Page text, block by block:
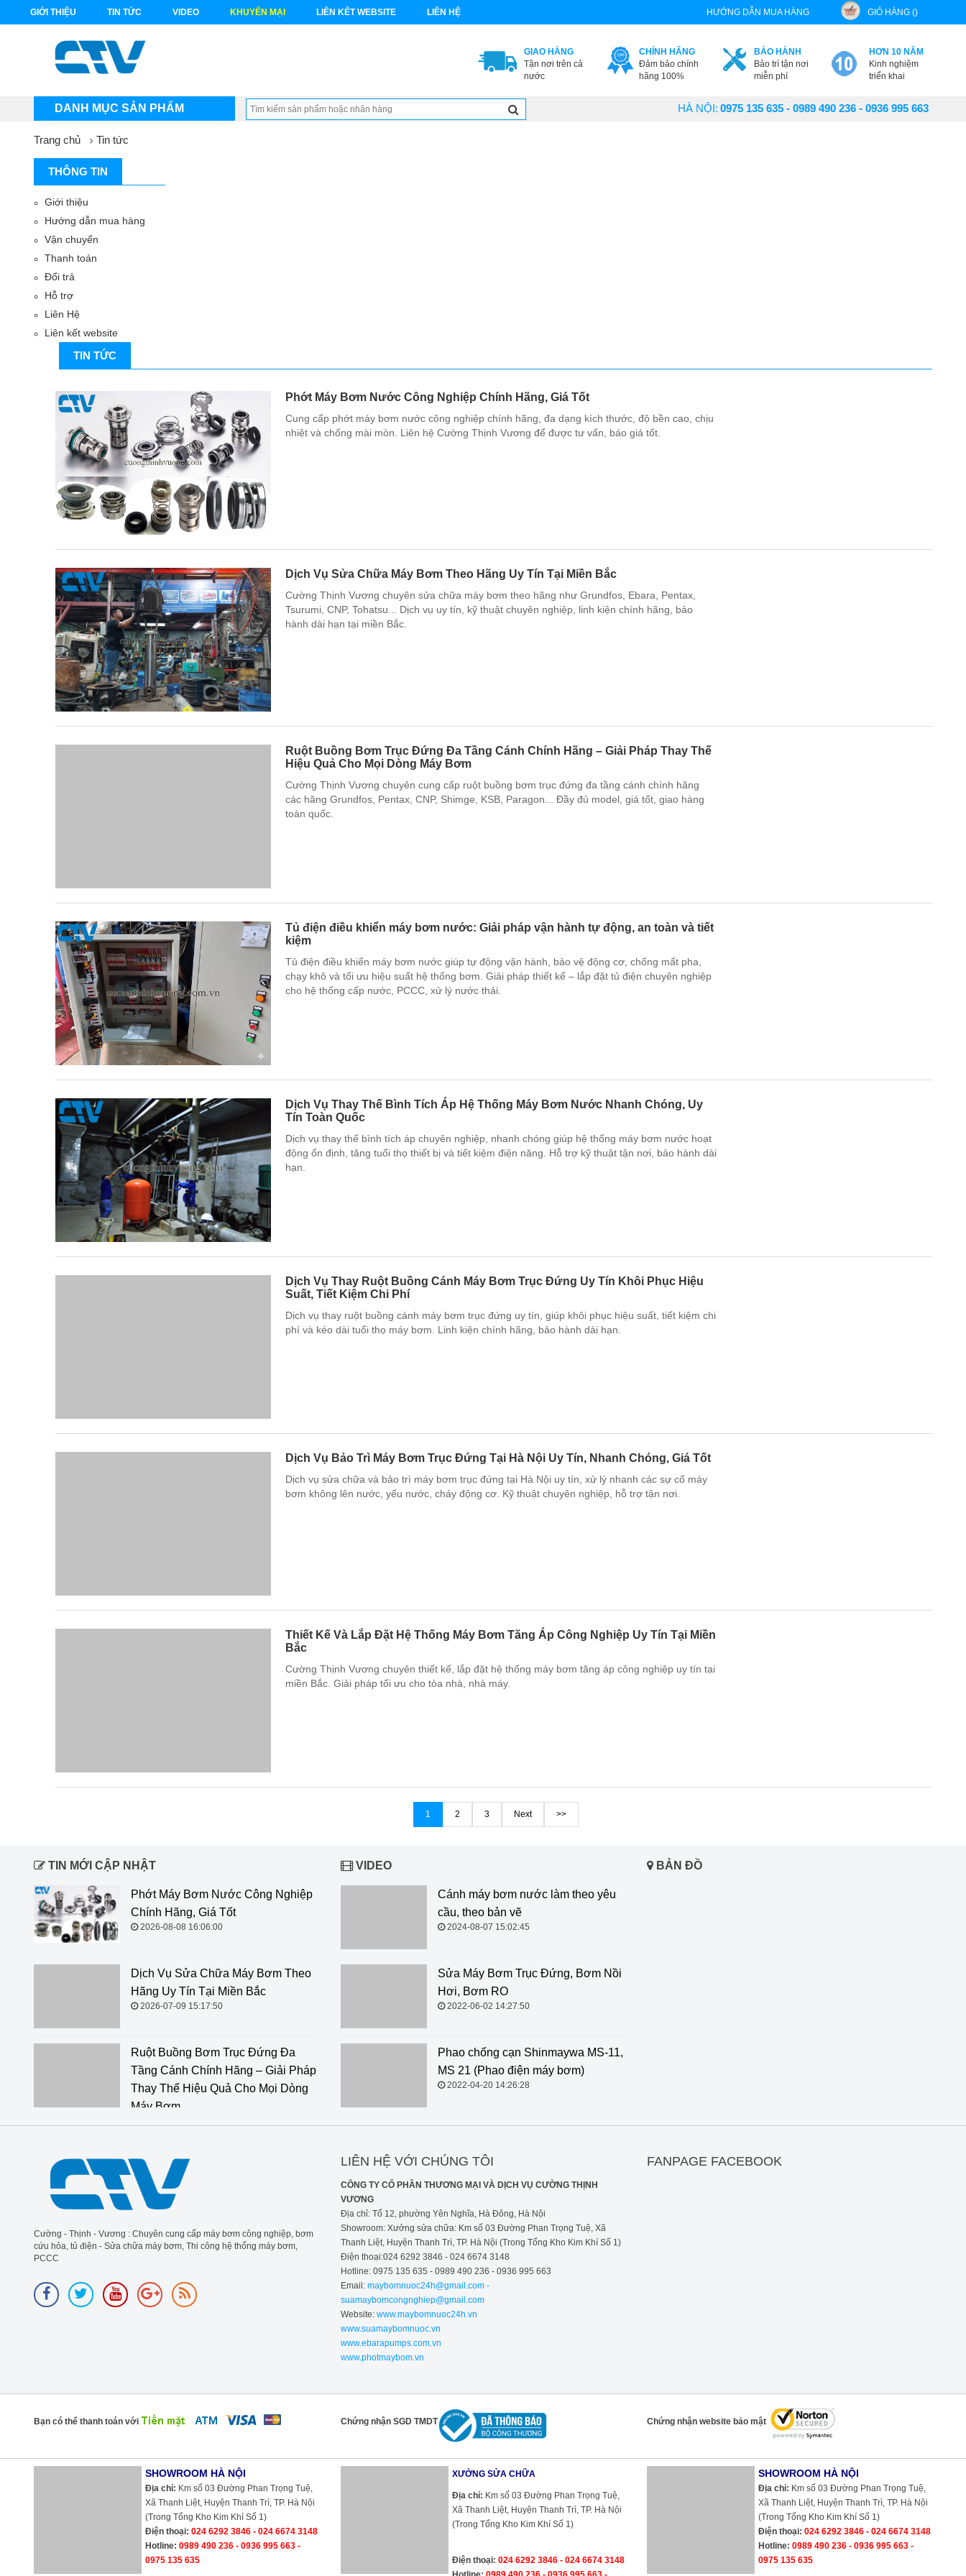
GIỚI THIỆU TIN TỨC VIDEO KHUYẾN MẠI LIÊN KẾT WEBSITE LIÊN HỆ HƯỚNG DẪN MUA HÀNG GIỎ HÀNG ()
GIAO HÀNG
Tận nơi trên cả
nước
CHÍNH HÃNG
Đảm bảo chính
hãng 100%
BẢO HÀNH
Bảo trì tận nơi
miễn phí
HƠN 10 NĂM
Kinh nghiệm
triển khai
DANH MỤC SẢN PHẨM HÀ NỘI: 0975 135 635 - 0989 490 236 - 0936 995 663
Trang chủ Tin tức
THÔNG TIN
Giới thiệu
Hướng dẫn mua hàng
Vận chuyển
Thanh toán
Đổi trả
Hỗ trợ
Liên Hệ
Liên kết website
TIN TỨC
Phớt Máy Bơm Nước Công Nghiệp Chính Hãng, Giá Tốt
Cung cấp phớt máy bơm nước công nghiệp chính hãng, đa dạng kích thước, độ bền cao, chịu
nhiệt và chống mài mòn. Liên hệ Cường Thịnh Vương để được tư vấn, báo giá tốt.
Dịch Vụ Sửa Chữa Máy Bơm Theo Hãng Uy Tín Tại Miền Bắc
Cường Thịnh Vương chuyên sửa chữa máy bơm theo hãng như Grundfos, Ebara, Pentax,
Tsurumi, CNP, Tohatsu... Dịch vụ uy tín, kỹ thuật chuyên nghiệp, linh kiện chính hãng, bảo
hành dài hạn tại miền Bắc.
Ruột Buồng Bơm Trục Đứng Đa Tầng Cánh Chính Hãng – Giải Pháp Thay Thế
Hiệu Quả Cho Mọi Dòng Máy Bơm
Cường Thịnh Vương chuyên cung cấp ruột buồng bơm trục đứng đa tầng cánh chính hãng
các hãng Grundfos, Pentax, CNP, Shimge, KSB, Paragon... Đầy đủ model, giá tốt, giao hàng
toàn quốc.
Tủ điện điều khiển máy bơm nước: Giải pháp vận hành tự động, an toàn và tiết
kiệm
Tủ điện điều khiển máy bơm nước giúp tự động vận hành, bảo vệ động cơ, chống mất pha,
chạy khô và tối ưu hiệu suất hệ thống bơm. Giải pháp thiết kế – lắp đặt tủ điện chuyên nghiệp
cho hệ thống cấp nước, PCCC, xử lý nước thải.
Dịch Vụ Thay Thế Bình Tích Áp Hệ Thống Máy Bơm Nước Nhanh Chóng, Uy
Tín Toàn Quốc
Dịch vụ thay thế bình tích áp chuyên nghiệp, nhanh chóng giúp hệ thống máy bơm nước hoạt
động ổn định, tăng tuổi thọ thiết bị và tiết kiệm điện năng. Hỗ trợ kỹ thuật tận nơi, bảo hành dài
hạn.
Dịch Vụ Thay Ruột Buồng Cánh Máy Bơm Trục Đứng Uy Tín Khôi Phục Hiệu
Suất, Tiết Kiệm Chi Phí
Dịch vụ thay ruột buồng cánh máy bơm trục đứng uy tín, giúp khôi phục hiệu suất, tiết kiệm chi
phí và kéo dài tuổi thọ máy bơm. Linh kiện chính hãng, bảo hành dài hạn.
Dịch Vụ Bảo Trì Máy Bơm Trục Đứng Tại Hà Nội Uy Tín, Nhanh Chóng, Giá Tốt
Dịch vụ sửa chữa và bảo trì máy bơm trục đứng tại Hà Nội uy tín, xử lý nhanh các sự cố máy
bơm không lên nước, yếu nước, cháy động cơ. Kỹ thuật chuyên nghiệp, hỗ trợ tận nơi.
Thiết Kế Và Lắp Đặt Hệ Thống Máy Bơm Tăng Áp Công Nghiệp Uy Tín Tại Miền
Bắc
Cường Thịnh Vương chuyên thiết kế, lắp đặt hệ thống máy bơm tăng áp công nghiệp uy tín tại
miền Bắc. Giải pháp tối ưu cho tòa nhà, nhà máy.
1 2 3 Next >>
TIN MỚI CẬP NHẬT
Phớt Máy Bơm Nước Công Nghiệp
Chính Hãng, Giá Tốt
2026-08-08 16:06:00
Dịch Vụ Sửa Chữa Máy Bơm Theo Hãng Uy Tín Tại
Ruột Buồng Bơm Trục Đứng Đa Tầng Cánh Chính
Hãng – Giải Pháp Thay Thế Hiệu Quả Cho Mọi Dòng
VIDEO
Cánh máy bơm nước làm theo yêu cầu, theo bản vẽ
Sửa Máy Bơm Trục Đứng, Bơm Nồi
Hơi, Bơm RO
2022-06-02 14:27:50
Phao chống cạn Shinmaywa MS-11, MS 21 (Phao điện
BẢN ĐỒ
Cường - Thịnh - Vương : Chuyên cung cấp máy bơm công nghiệp, bơm
cứu hỏa, tủ điện - Sửa chữa máy bơm, Thi công hệ thống máy bơm,
PCCC
LIÊN HỆ VỚI CHÚNG TÔI
CÔNG TY CỔ PHẦN THƯƠNG MẠI VÀ DỊCH VỤ CƯỜNG THỊNH
VƯƠNG
Địa chỉ: Tổ 12, phường Yên Nghĩa, Hà Đông, Hà Nội
Showroom: Xưởng sửa chữa: Km số 03 Đường Phan Trọng Tuệ, Xã
Thanh Liệt, Huyện Thanh Trì, TP. Hà Nội (Trong Tổng Kho Kim Khí Số 1)
Điện thoại:024 6292 3846 - 024 6674 3148
Hotline: 0975 135 635 - 0989 490 236 - 0936 995 663
Email: maybomnuoc24h@gmail.com -
suamaybomcongnghiep@gmail.com
Website:www.maybomnuoc24h.vn
www.suamaybomnuoc.vn
www.ebarapumps.com.vn
www.photmaybom.vn
FANPAGE FACEBOOK
Bạn có thể thanh toán với Chứng nhận SGD TMDT Chứng nhận website bảo mật
Km số 03 Đường Phan Trọng Tuệ, Xã Thanh Liệt, Huyện Thanh
Trì, TP. Hà Nội (Trong Tổng Kho Kim Khí Số 1)
024 6292 3846 - 024 6674 3148
0989 490 236 - 0936 995 663 - 0975 135 635
XƯỞNG SỬA CHỮA
Địa chỉ: Km số 03 Đường Phan Trọng Tuệ,
Xã Thanh Liệt, Huyện Thanh Trì, TP. Hà Nội
(Trong Tổng Kho Kim Khí Số 1)
Điện thoại: 024 6292 3846 - 024 6674 3148
SHOWROOM HÀ NỘI
Địa chỉ: Km số 03 Đường Phan Trọng Tuệ,
Xã Thanh Liệt, Huyện Thanh Trì, TP. Hà Nội
(Trong Tổng Kho Kim Khí Số 1)
Điện thoại: 024 6292 3846 - 024 6674 3148
Hotline: 0989 490 236 - 0936 995 663 -
0975 135 635